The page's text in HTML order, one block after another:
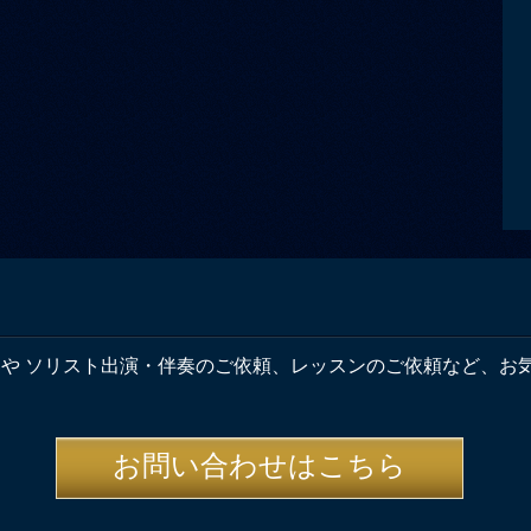
ソリスト出演・伴奏のご依頼、レッスンのご依頼など、お
お問い合わせはこちら